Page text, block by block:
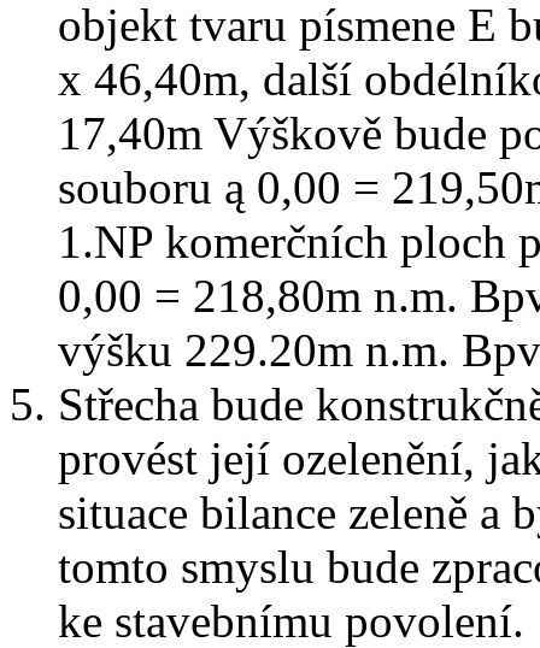
objekt tvaru písmene E
x 46,40m, další
17,40m Výškově bude
souboru ą 0,00 =
1.NP komerčních ploch
0,00 = 218,80m n.m.
výšku 229.20m n.m.
Střecha bude
provést její ozelenění,
situace bilance zeleně a
tomto smyslu bude
ke stavebnímu povolení.